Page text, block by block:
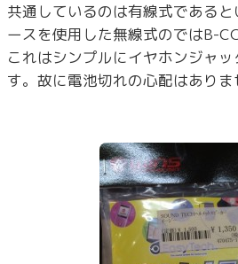
共通しているのは有線式である
ースを使用した無線式のではB-
これはシンプルにイヤホンジャ
す。故に電池切れの心配はあり